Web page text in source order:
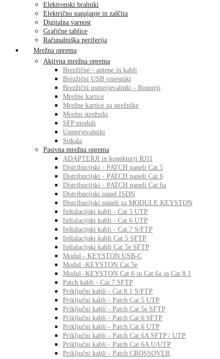
Elektronski bralniki
Električno napajanje in zaščita
Digitalna varnost
Grafične tablice
Računalniška periferija
Mrežna oprema
Aktivna mrežna oprema
Brezžične - antene in kabli
Brezžični USB vmesniki
Brezžični usmerjevalniki - Routerji
Mrežne kartice
Mrežne kartice za strežnike
Mrežni strežniki
SFP moduli
Usmerjevalniki
Stikala
Pasivna mrežna oprema
ADAPTERJI in konektorji RJ11
Distribucijski - PATCH paneli Cat.5
Distribucijski - PATCH paneli Cat.6
Distribucijski - PATCH paneli Cat.6a
Distribucijski panel ISDN
Distribucijski paneli za MODULE KEYSTON
Inštalacijski kabli - Cat.5 UTP
Inštalacijski kabli - Cat.6 UTP
Inštalacijski kabli - Cat.7 S/FTP
Inštalacijski kabli Cat.5 SFTP
Inštalacijski kabli Cat.5e SFTP
Modul - KEYSTON USB-C
Modul -KEYSTON Cat.5e
Modul -KEYSTON Cat.6 in Cat.6a in Cat.8.1
Patch kabli - Cat.7 SFTP
Priključni kabli - Cat.8.1 S/FTP
Priključni kabli - Patch Cat.5 UTP
Priključni kabli - Patch Cat.5e SFTP
Priključni kabli - Patch Cat.6 SFTP
Priključni kabli - Patch Cat.6 UTP
Priključni kabli - Patch Cat.6A SFTP / UTP
Priključni kabli - Patch Cat.6A U/UTP
Priključni kabli - Patch CROSSOVER